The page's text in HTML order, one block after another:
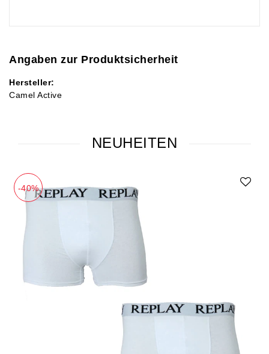
Angaben zur Produktsicherheit
Hersteller:
Camel Active
NEUHEITEN
-40%